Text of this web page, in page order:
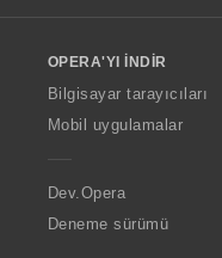
w
O
p
a
OPERA'YI İNDIR
Bilgisayar tarayıcıları
Mobil uygulamalar
Dev.Opera
Deneme sürümü